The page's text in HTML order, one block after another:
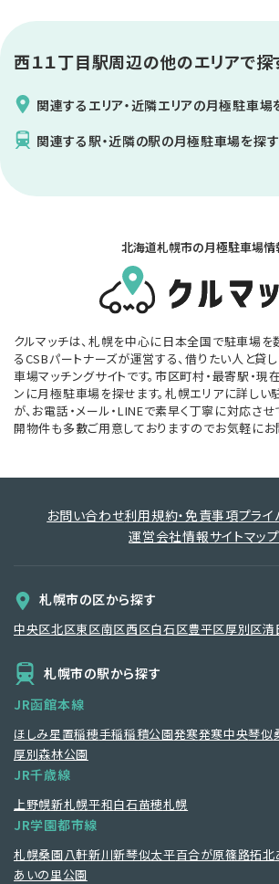
西１１丁目駅周辺の他のエリアで探
関連するエリア・近隣エリアの月極駐車場
関連する駅・近隣の駅の月極駐車場を探す
北海道札幌市の月極駐車場情
クルマッチは、札幌を中心に日本全国で駐車場を
るCSBパートナーズが運営する、借りたい人と貸
車場マッチングサイトです。市区町村・最寄駅・現
ンに月極駐車場を探せます。札幌エリアに詳しい
が、お電話・メール・LINEで素早く丁寧に対応さ
開物件も多數ご用意しておりますのでお気軽にお
お問い合わせ利用規約・免責事項プライ
運営会社情報サイトマップ
札幌市の区から探す
中央区北区東区南区西区白石区豊平区厚別区清
札幌市の駅から探す
JR函館本線
ほしみ星置稲穂手稲稲積公園発寒発寒中央琴似
厚別森林公園
JR千歳線
上野幌新札幌平和白石苗穂札幌
JR学園都市線
札幌桑園八軒新川新琴似太平百合が原篠路拓北
あいの里公園